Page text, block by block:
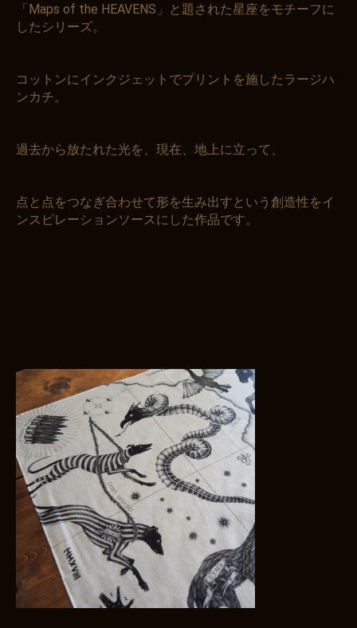
「Maps of the HEAVENS」と題された星座をモチーフに
したシリーズ。
コットンにインクジェットでプリントを施したラージハ
ンカチ。
過去から放たれた光を、現在、地上に立って、
点と点をつなぎ合わせて形を生み出すという創造性をイ
ンスピレーションソースにした作品です。